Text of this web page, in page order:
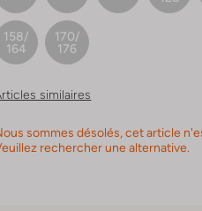
158/
164
170/
176
similaires
sommes désolés, cet article
rechercher une alternative.